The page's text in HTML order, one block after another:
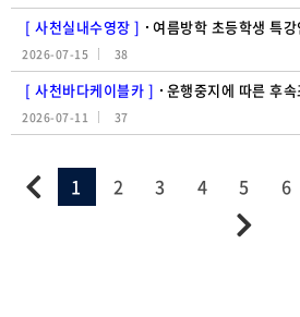
[ 사천실내수영장 ] 여름방학 초등학생 특강인
2026-07-15 38
[ 사천바다케이블카 ] 운행중지에 따른 후
2026-07-11 37
1 2 3 4 5 6